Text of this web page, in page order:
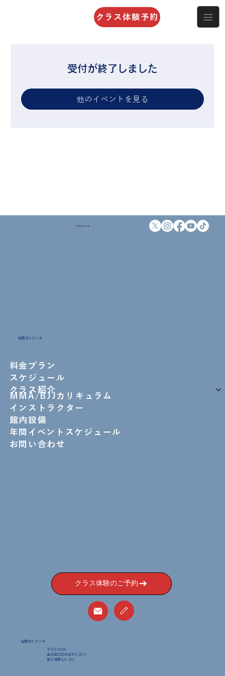
クラス体験予約
受付が終了しました
他のイベントを見る
Follow us on
格闘技スタジオ
料金プラン
スケジュール
クラス紹介
MMA/BJJカリキュラム
インストラクター
館内設備
年間イベントスケジュール
お問い合わせ
クラス体験のご予約
格闘技スタジオ
〒332-0034
埼玉県川口市並木2-26-3
​第５福原ビル 201